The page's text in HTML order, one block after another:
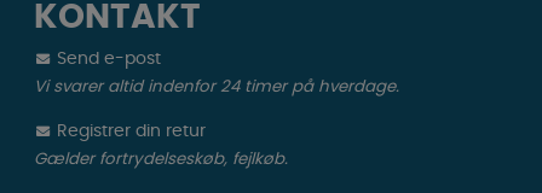
KONTAKT
Send e-post
Vi svarer altid indenfor 24 timer på hverdage.
Registrer din retur
Gælder fortrydelseskøb, fejlkøb.